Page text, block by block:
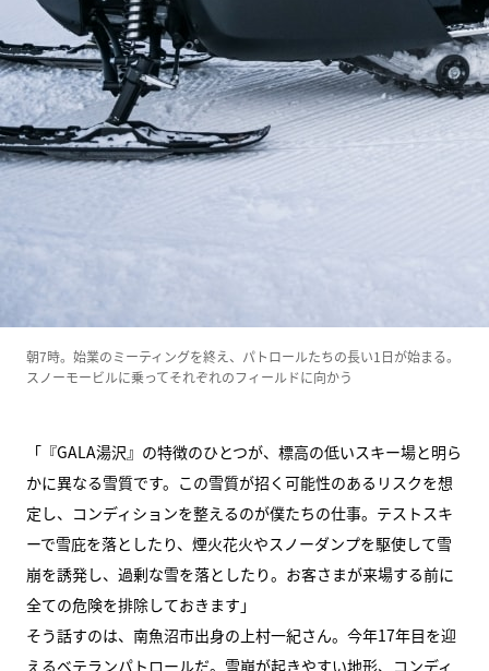
朝7時。始業のミーティングを終え、パトロールたちの長い1日が始まる。
スノーモービルに乗ってそれぞれのフィールドに向かう
「『GALA湯沢』の特徴のひとつが、標高の低いスキー場と明ら
かに異なる雪質です。この雪質が招く可能性のあるリスクを想
定し、コンディションを整えるのが僕たちの仕事。テストスキ
ーで雪庇を落としたり、煙火花火やスノーダンプを駆使して雪
崩を誘発し、過剰な雪を落としたり。お客さまが来場する前に
全ての危険を排除しておきます」
そう話すのは、南魚沼市出身の上村一紀さん。今年17年目を迎
えるベテランパトロールだ。雪崩が起きやすい地形、コンディ